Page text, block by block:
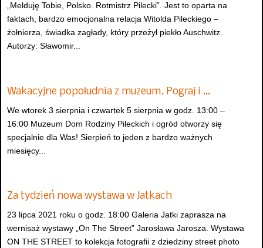
„Melduję Tobie, Polsko. Rotmistrz Pilecki”. Jest to oparta na
faktach, bardzo emocjonalna relacja Witolda Pileckiego –
żołnierza, świadka zagłady, który przeżył piekło Auschwitz.
Autorzy: Sławomir...
Wakacyjne popołudnia z muzeum. Pograj i …
We wtorek 3 sierpnia i czwartek 5 sierpnia w godz. 13:00 –
16:00 Muzeum Dom Rodziny Pileckich i ogród otworzy się
specjalnie dla Was! Sierpień to jeden z bardzo ważnych
miesięcy...
Za tydzień nowa wystawa w Jatkach
23 lipca 2021 roku o godz. 18:00 Galeria Jatki zaprasza na
wernisaż wystawy „On The Street” Jarosława Jarosza. Wystawa
ON THE STREET to kolekcja fotografii z dziedziny street photo